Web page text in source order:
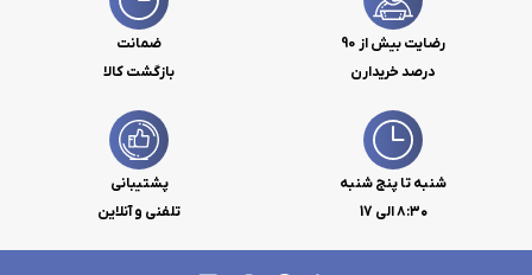
رضایت بیش از 90
درصد خریدارن
ضمانت
بازگشت کالا
شنبه تا پنج شنبه
۸:۳۰ الی 17
پشتیبانی
تلفنی و آنلاین